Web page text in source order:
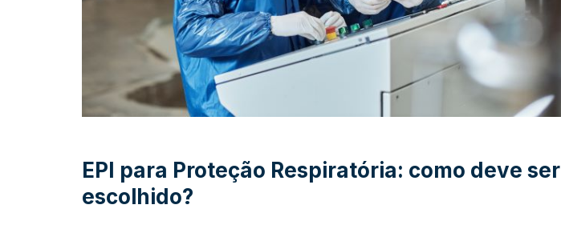
EPI para Proteção Respiratória: como deve ser
escolhido?